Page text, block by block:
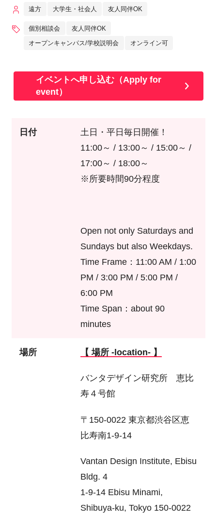
遠方 大学生・社会人 友人同伴OK
個別相談会 友人同伴OK
オープンキャンパス/学校説明会 オンライン可
イベントへ申し込む（Apply for
event）
日付
土日・平日毎日開催！
11:00～ / 13:00～ / 15:00～ /
17:00～ / 18:00～
※所要時間90分程度
Open not only Saturdays and
Sundays but also Weekdays.
Time Frame：11:00 AM / 1:00
PM / 3:00 PM / 5:00 PM /
6:00 PM
Time Span：about 90
minutes
場所 【 場所 -location- 】
バンタデザイン研究所 恵比
寿４号館
〒150-0022 東京都渋谷区恵
比寿南1-9-14
Vantan Design Institute, Ebisu
Bldg. 4
1-9-14 Ebisu Minami,
Shibuya-ku, Tokyo 150-0022